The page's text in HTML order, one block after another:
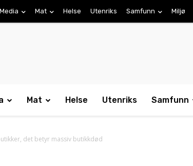
Media Mat Helse Utenriks Samfunn Miljø
Mat Helse Utenriks Samfunn
det betyr massiv butikkdød